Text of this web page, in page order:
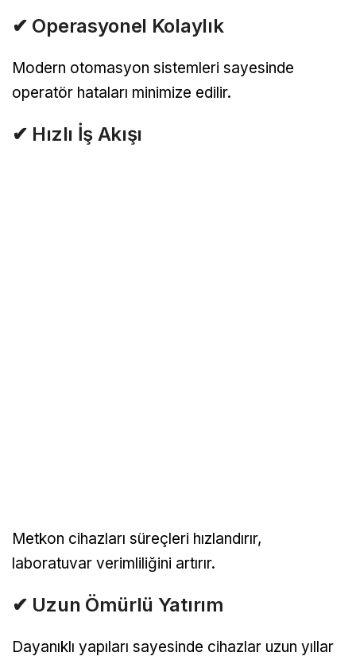
✔ Operasyonel Kolaylık
Modern otomasyon sistemleri sayesinde
operatör hataları minimize edilir.
✔ Hızlı İş Akışı
Metkon cihazları süreçleri hızlandırır,
laboratuvar verimliliğini artırır.
✔ Uzun Ömürlü Yatırım
Dayanıklı yapıları sayesinde cihazlar uzun yıllar